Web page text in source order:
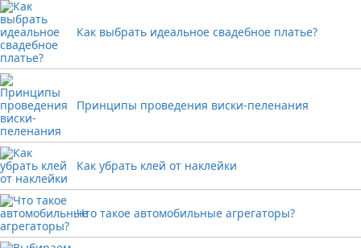
Как выбрать идеальное свадебное платье?
Принципы проведения виски-пеленания
Как убрать клей от наклейки
Что такое автомобильные агрегаторы?